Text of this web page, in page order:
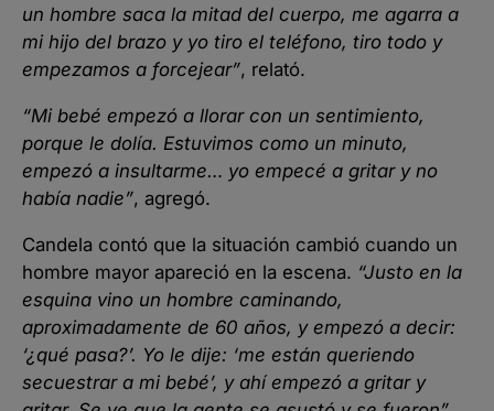
un hombre saca la mitad del cuerpo, me agarra a
mi hijo del brazo y yo tiro el teléfono, tiro todo y
empezamos a forcejear”, relató.
“Mi bebé empezó a llorar con un sentimiento,
porque le dolía. Estuvimos como un minuto,
empezó a insultarme… yo empecé a gritar y no
había nadie”, agregó.
Candela contó que la situación cambió cuando un
hombre mayor apareció en la escena. “Justo en la
esquina vino un hombre caminando,
aproximadamente de 60 años, y empezó a decir:
‘¿qué pasa?’. Yo le dije: ‘me están queriendo
secuestrar a mi bebé’, y ahí empezó a gritar y